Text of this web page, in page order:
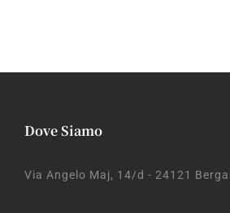
Dove Siamo
Via Angelo Maj, 14/d - 24121